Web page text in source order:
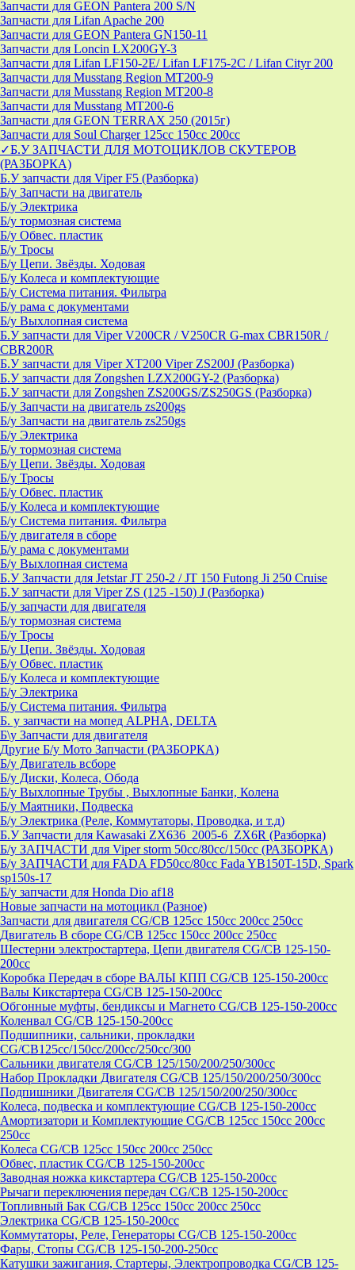
Запчасти для GEON Pantera 200 S/N
Запчасти для Lifan Apache 200
Запчасти для GEON Pantera GN150-11
Запчасти для Loncin LX200GY-3
Запчасти для Lifan LF150-2E/ Lifan LF175-2C / Lifan Cityr 200
Запчасти для Musstang Region MT200-9
Запчасти для Musstang Region MT200-8
Запчасти для Musstang MT200-6
Запчасти для GEON TERRAX 250 (2015г)
Запчасти для Soul Charger 125сс 150cc 200сс
✓Б.У ЗАПЧАСТИ ДЛЯ МОТОЦИКЛОВ СКУТЕРОВ
(РАЗБОРКА)
Б.У запчасти для Viper F5 (Разборка)
Б/у Запчасти на двигатель
Б/у Электрика
Б/у тормозная система
Б/у Обвес. пластик
Б/у Тросы
Б/у Цепи. Звёзды. Ходовая
Б/у Колеса и комплектующие
Б/у Система питания. Фильтра
Б/у рама с документами
Б/у Выхлопная система
Б.У запчасти для Viper V200CR / V250CR G-max CBR150R /
CBR200R
Б.У запчасти для Viper XT200 Viper ZS200J (Разборка)
Б.У запчасти для Zongshen LZX200GY-2 (Разборка)
Б.У запчасти для Zongshen ZS200GS/ZS250GS (Разборка)
Б/у Запчасти на двигатель zs200gs
Б/у Запчасти на двигатель zs250gs
Б/у Электрика
Б/у тормозная система
Б/у Цепи. Звёзды. Ходовая
Б/у Тросы
Б/у Обвес. пластик
Б/у Колеса и комплектующие
Б/у Система питания. Фильтра
Б/у двигателя в сборе
Б/у рама с документами
Б/у Выхлопная система
Б.У Запчасти для Jetstar JT 250-2 / JT 150 Futong Ji 250 Cruise
Б.У запчасти для Viper ZS (125 -150) J (Разборка)
Б/у запчасти для двигателя
Б/у тормозная система
Б/у Тросы
Б/у Цепи. Звёзды. Ходовая
Б/у Обвес. пластик
Б/у Колеса и комплектующие
Б/у Электрика
Б/у Система питания. Фильтра
Б. у запчасти на мопед ALPHA, DELTA
Б\у Запчасти для двигателя
Другие Б/у Мото Запчасти (РАЗБОРКА)
Б/у Двигатель всборе
Б/у Диски, Колеса, Обода
Б/у Выхлопные Трубы , Выхлопные Банки, Колена
Б/у Маятники, Подвеска
Б/у Электрика (Реле, Коммутаторы, Проводка, и т.д)
Б.У Запчасти для Kawasaki ZX636_2005-6_ZX6R (Разборка)
Б/у ЗАПЧАСТИ для Viper storm 50cc/80cc/150cc (РАЗБОРКА)
Б/у ЗАПЧАСТИ для FADA FD50cc/80cc Fada YB150T-15D, Spark
sp150s-17
Б/у запчасти для Honda Dio af18
Новые запчасти на мотоцикл (Разное)
Запчасти для двигателя CG/CB 125cc 150cc 200cc 250cc
Двигатель В сборе CG/CB 125cc 150cc 200cc 250cc
Шестерни электростартера, Цепи двигателя CG/CB 125-150-
200cc
Коробка Передач в сборе ВАЛЫ КПП CG/CB 125-150-200cc
Валы Кикстартера CG/CB 125-150-200cc
Обгонные муфты, бендиксы и Магнето CG/CB 125-150-200cc
Коленвал CG/CB 125-150-200cc
Подшипники, сальники, прокладки
CG/CB125сс/150cc/200cc/250cc/300
Сальники двигателя CG/CB 125/150/200/250/300cc
Набор Прокладки Двигателя CG/CB 125/150/200/250/300cc
Подпишники Двигателя CG/CB 125/150/200/250/300cc
Колеса, подвеска и комплектующие CG/CB 125-150-200cc
Амортизатори и Комплектующие CG/CB 125cc 150cc 200cc
250cc
Колеса CG/CB 125cc 150cc 200cc 250cc
Обвес, пластик CG/CB 125-150-200cc
Заводная ножка кикстартера CG/CB 125-150-200cc
Рычаги переключения передач CG/CB 125-150-200cc
Топливный Бак CG/CB 125cc 150cc 200cc 250cc
Электрика CG/CB 125-150-200cc
Коммутаторы, Реле, Генераторы CG/CB 125-150-200cc
Фары, Стопы CG/CB 125-150-200-250cc
Катушки зажигания, Стартеры, Электропроводка CG/CB 125-